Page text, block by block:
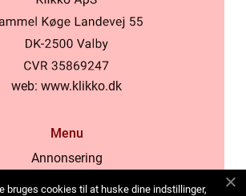
web: www.klikko.dk
Menu
Annonsering
bruges cookies til at huske dine indstillinger,